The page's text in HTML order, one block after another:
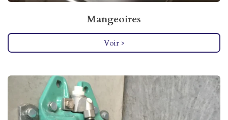
Mangeoires
Voir >